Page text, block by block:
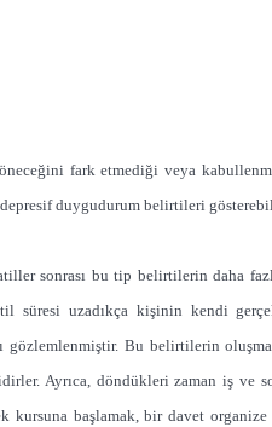
fark etmediği veya
duygudurum belirtileri
sonrası bu tip belirtilerin daha
süresi uzadıkça kişinin kendi
Bu belirtilerin
Ayrıca, döndükleri zaman iş ve
kursuna başlamak, bir davet